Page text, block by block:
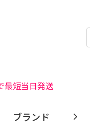
最短当日発送
ブランド